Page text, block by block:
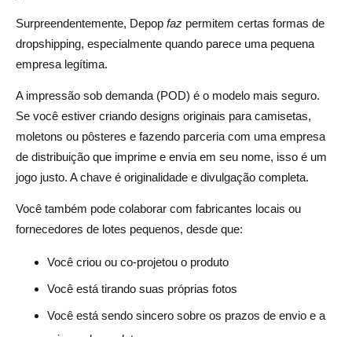
Surpreendentemente, Depop faz permitem certas formas de
dropshipping, especialmente quando parece uma pequena
empresa legítima.
A impressão sob demanda (POD) é o modelo mais seguro.
Se você estiver criando designs originais para camisetas,
moletons ou pôsteres e fazendo parceria com uma empresa
de distribuição que imprime e envia em seu nome, isso é um
jogo justo. A chave é originalidade e divulgação completa.
Você também pode colaborar com fabricantes locais ou
fornecedores de lotes pequenos, desde que:
Você criou ou co-projetou o produto
Você está tirando suas próprias fotos
Você está sendo sincero sobre os prazos de envio e a